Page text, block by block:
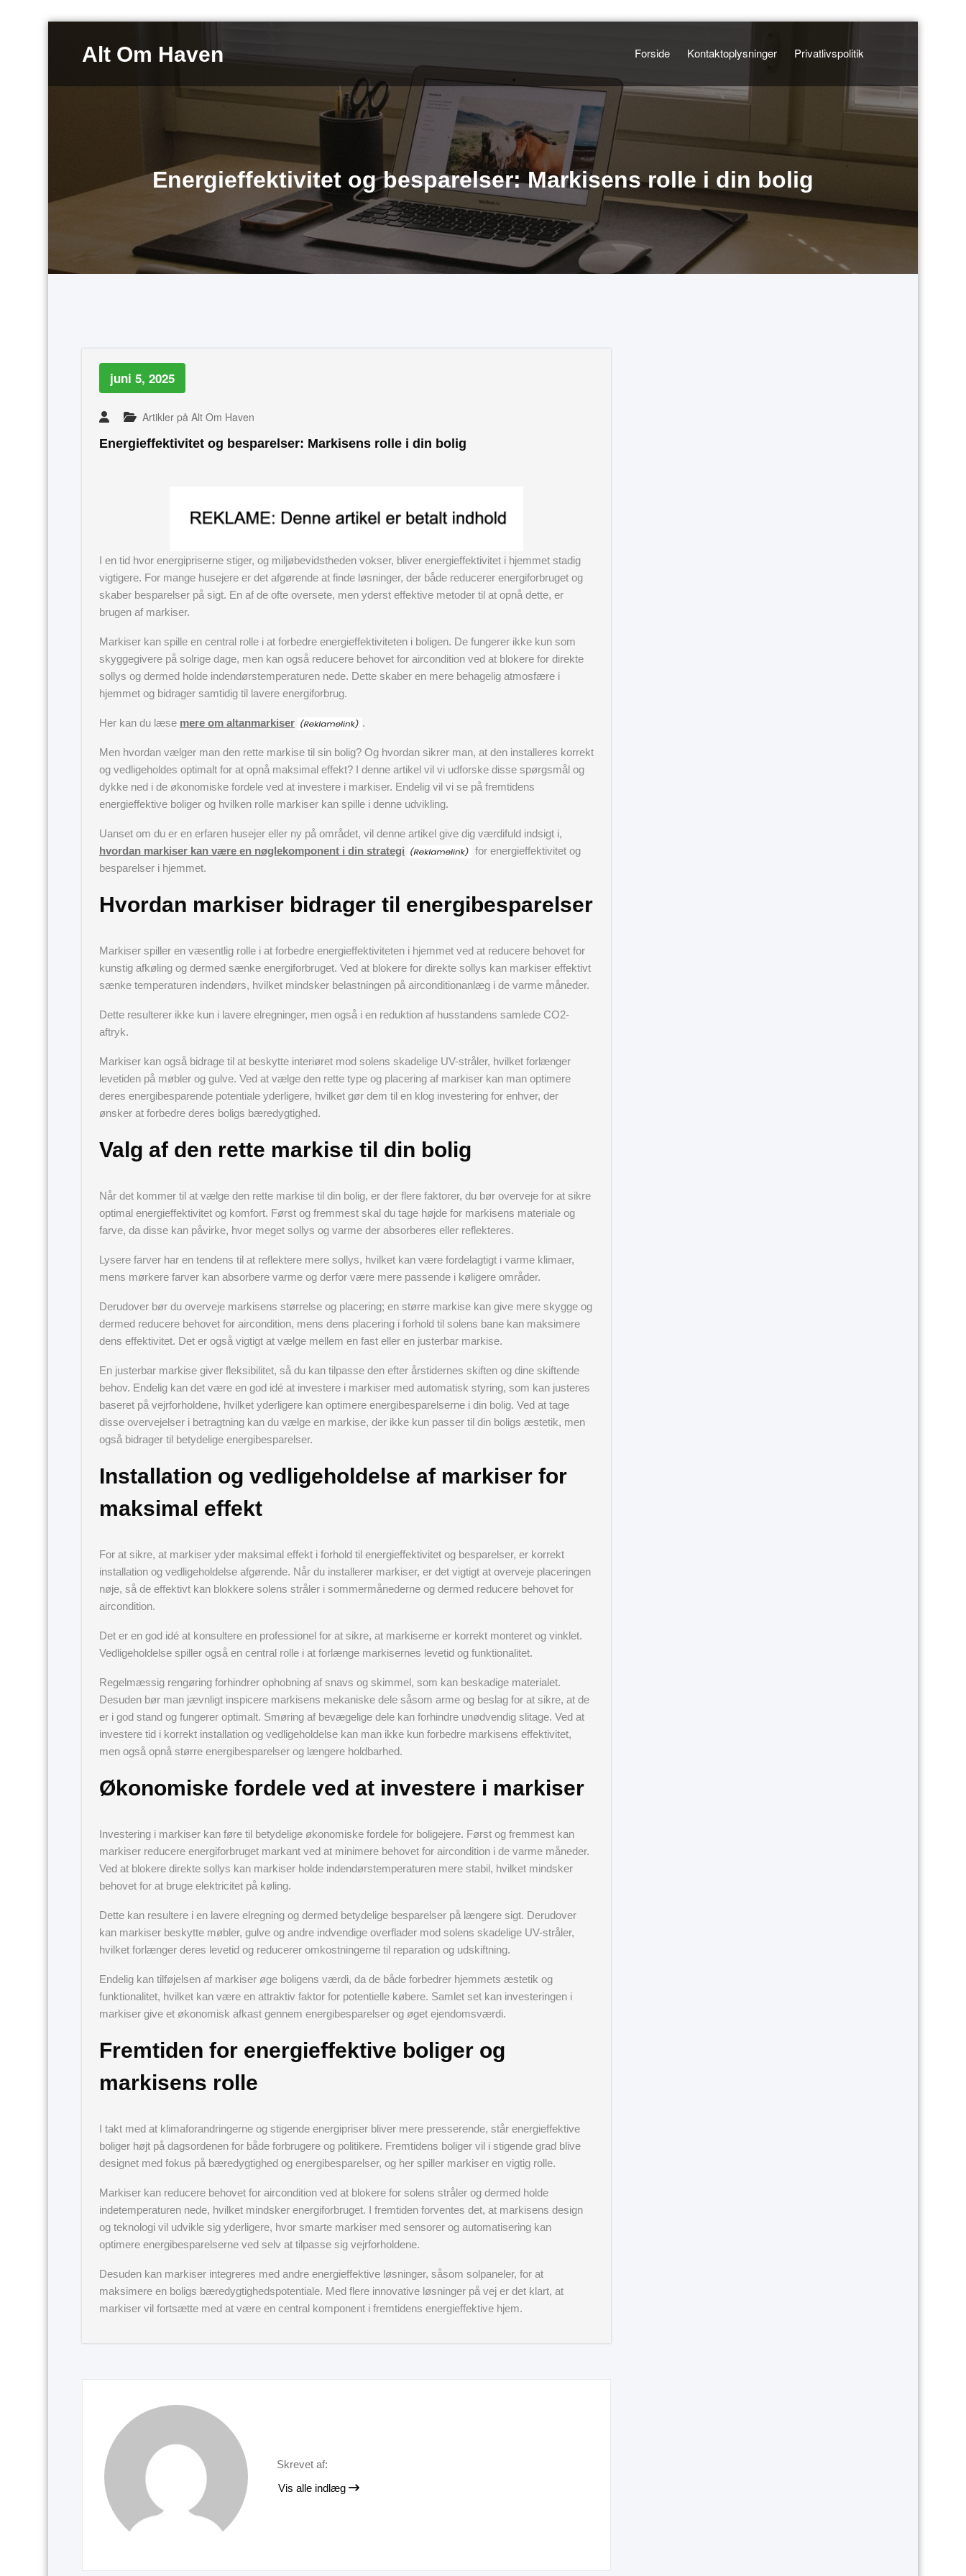
indholdAlt Om Haven Forside Kontaktoplysninger Privatlivspolitik
Energieffektivitet og besparelser: Markisens rolle i din bolig
juni 5, 2025
Artikler på Alt Om Haven
Energieffektivitet og besparelser: Markisens rolle i din bolig
I en tid hvor energipriserne stiger, og miljøbevidstheden vokser, bliver energieffektivitet i hjemmet stadig
vigtigere. For mange husejere er det afgørende at finde løsninger, der både reducerer energiforbruget og
skaber besparelser på sigt. En af de ofte oversete, men yderst effektive metoder til at opnå dette, er
brugen af markiser.
Markiser kan spille en central rolle i at forbedre energieffektiviteten i boligen. De fungerer ikke kun som
skyggegivere på solrige dage, men kan også reducere behovet for aircondition ved at blokere for direkte
sollys og dermed holde indendørstemperaturen nede. Dette skaber en mere behagelig atmosfære i
hjemmet og bidrager samtidig til lavere energiforbrug.
Her kan du læse mere om altanmarkiser .
Men hvordan vælger man den rette markise til sin bolig? Og hvordan sikrer man, at den installeres korrekt
og vedligeholdes optimalt for at opnå maksimal effekt? I denne artikel vil vi udforske disse spørgsmål og
dykke ned i de økonomiske fordele ved at investere i markiser. Endelig vil vi se på fremtidens
energieffektive boliger og hvilken rolle markiser kan spille i denne udvikling.
Uanset om du er en erfaren husejer eller ny på området, vil denne artikel give dig værdifuld indsigt i,
hvordan markiser kan være en nøglekomponent i din strategi
for energieffektivitet og
besparelser i hjemmet.
Hvordan markiser bidrager til energibesparelser
Markiser spiller en væsentlig rolle i at forbedre energieffektiviteten i hjemmet ved at reducere behovet for
kunstig afkøling og dermed sænke energiforbruget. Ved at blokere for direkte sollys kan markiser effektivt
sænke temperaturen indendørs, hvilket mindsker belastningen på airconditionanlæg i de varme måneder.
Dette resulterer ikke kun i lavere elregninger, men også i en reduktion af husstandens samlede CO2-
aftryk.
Markiser kan også bidrage til at beskytte interiøret mod solens skadelige UV-stråler, hvilket forlænger
levetiden på møbler og gulve. Ved at vælge den rette type og placering af markiser kan man optimere
deres energibesparende potentiale yderligere, hvilket gør dem til en klog investering for enhver, der
ønsker at forbedre deres boligs bæredygtighed.
Valg af den rette markise til din bolig
Når det kommer til at vælge den rette markise til din bolig, er der flere faktorer, du bør overveje for at sikre
optimal energieffektivitet og komfort. Først og fremmest skal du tage højde for markisens materiale og
farve, da disse kan påvirke, hvor meget sollys og varme der absorberes eller reflekteres.
Lysere farver har en tendens til at reflektere mere sollys, hvilket kan være fordelagtigt i varme klimaer,
mens mørkere farver kan absorbere varme og derfor være mere passende i køligere områder.
Derudover bør du overveje markisens størrelse og placering; en større markise kan give mere skygge og
dermed reducere behovet for aircondition, mens dens placering i forhold til solens bane kan maksimere
dens effektivitet. Det er også vigtigt at vælge mellem en fast eller en justerbar markise.
En justerbar markise giver fleksibilitet, så du kan tilpasse den efter årstidernes skiften og dine skiftende
behov. Endelig kan det være en god idé at investere i markiser med automatisk styring, som kan justeres
baseret på vejrforholdene, hvilket yderligere kan optimere energibesparelserne i din bolig. Ved at tage
disse overvejelser i betragtning kan du vælge en markise, der ikke kun passer til din boligs æstetik, men
også bidrager til betydelige energibesparelser.
Installation og vedligeholdelse af markiser for
maksimal effekt
For at sikre, at markiser yder maksimal effekt i forhold til energieffektivitet og besparelser, er korrekt
installation og vedligeholdelse afgørende. Når du installerer markiser, er det vigtigt at overveje placeringen
nøje, så de effektivt kan blokkere solens stråler i sommermånederne og dermed reducere behovet for
aircondition.
Det er en god idé at konsultere en professionel for at sikre, at markiserne er korrekt monteret og vinklet.
Vedligeholdelse spiller også en central rolle i at forlænge markisernes levetid og funktionalitet.
Regelmæssig rengøring forhindrer ophobning af snavs og skimmel, som kan beskadige materialet.
Desuden bør man jævnligt inspicere markisens mekaniske dele såsom arme og beslag for at sikre, at de
er i god stand og fungerer optimalt. Smøring af bevægelige dele kan forhindre unødvendig slitage. Ved at
investere tid i korrekt installation og vedligeholdelse kan man ikke kun forbedre markisens effektivitet,
men også opnå større energibesparelser og længere holdbarhed.
Økonomiske fordele ved at investere i markiser
Investering i markiser kan føre til betydelige økonomiske fordele for boligejere. Først og fremmest kan
markiser reducere energiforbruget markant ved at minimere behovet for aircondition i de varme måneder.
Ved at blokere direkte sollys kan markiser holde indendørstemperaturen mere stabil, hvilket mindsker
behovet for at bruge elektricitet på køling.
Dette kan resultere i en lavere elregning og dermed betydelige besparelser på længere sigt. Derudover
kan markiser beskytte møbler, gulve og andre indvendige overflader mod solens skadelige UV-stråler,
hvilket forlænger deres levetid og reducerer omkostningerne til reparation og udskiftning.
Endelig kan tilføjelsen af markiser øge boligens værdi, da de både forbedrer hjemmets æstetik og
funktionalitet, hvilket kan være en attraktiv faktor for potentielle købere. Samlet set kan investeringen i
markiser give et økonomisk afkast gennem energibesparelser og øget ejendomsværdi.
Fremtiden for energieffektive boliger og
markisens rolle
I takt med at klimaforandringerne og stigende energipriser bliver mere presserende, står energieffektive
boliger højt på dagsordenen for både forbrugere og politikere. Fremtidens boliger vil i stigende grad blive
designet med fokus på bæredygtighed og energibesparelser, og her spiller markiser en vigtig rolle.
Markiser kan reducere behovet for aircondition ved at blokere for solens stråler og dermed holde
indetemperaturen nede, hvilket mindsker energiforbruget. I fremtiden forventes det, at markisens design
og teknologi vil udvikle sig yderligere, hvor smarte markiser med sensorer og automatisering kan
optimere energibesparelserne ved selv at tilpasse sig vejrforholdene.
Desuden kan markiser integreres med andre energieffektive løsninger, såsom solpaneler, for at
maksimere en boligs bæredygtighedspotentiale. Med flere innovative løsninger på vej er det klart, at
markiser vil fortsætte med at være en central komponent i fremtidens energieffektive hjem.
Skrevet af:
Vis alle indlæg